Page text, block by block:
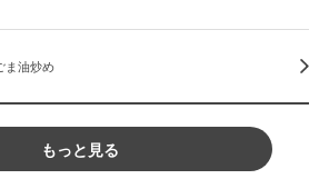
ま油炒め
もっと見る